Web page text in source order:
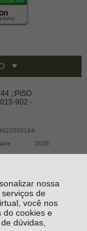
nossa
de
você nos
do cookies e
dúvidas,
;:PISO
902 -
- 2026